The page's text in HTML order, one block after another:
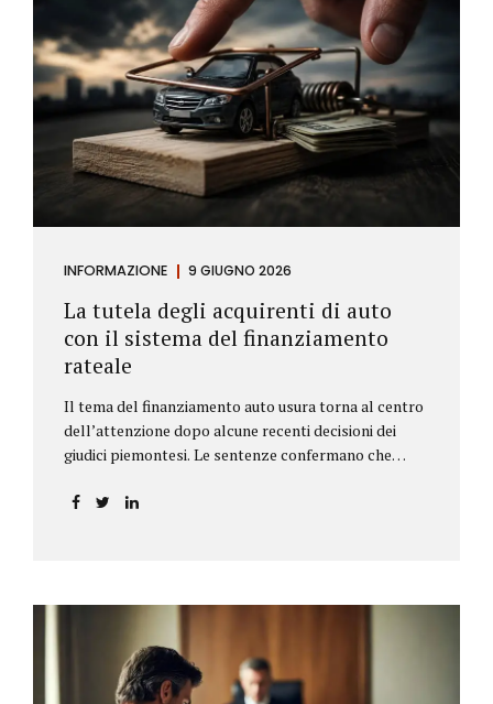
INFORMAZIONE 9 GIUGNO 2026
La tutela degli acquirenti di auto
con il sistema del finanziamento
rateale
Il tema del finanziamento auto usura torna al centro
dell’attenzione dopo alcune recenti decisioni dei
giudici piemontesi. Le sentenze confermano che
incidere sul calcolo del tasso effettivo e aprire la